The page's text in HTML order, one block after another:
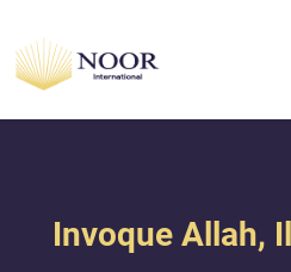
Invoque Allah,